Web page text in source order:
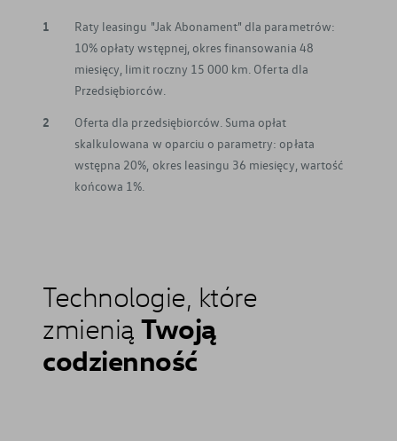
1
Raty leasingu "Jak Abonament" dla parametrów:
10% opłaty wstępnej, okres finansowania 48
miesięcy, limit roczny 15 000 km. Oferta dla
Przedsiębiorców.
2
Oferta dla przedsiębiorców. Suma opłat
skalkulowana w oparciu o parametry: opłata
wstępna 20%, okres leasingu 36 miesięcy, wartość
końcowa 1%.
Technologie, które
zmieniąTwoją
codzienność